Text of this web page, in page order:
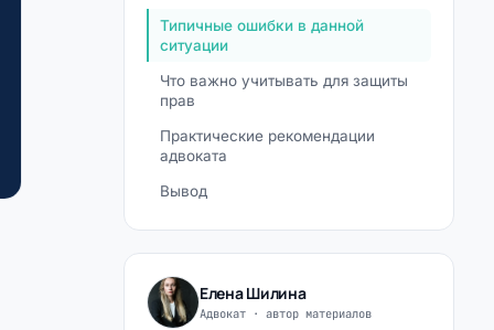
Типичные ошибки в данной
ситуации
Что важно учитывать для защиты
прав
Практические рекомендации
адвоката
Вывод
Елена Шилина
Адвокат · автор материалов